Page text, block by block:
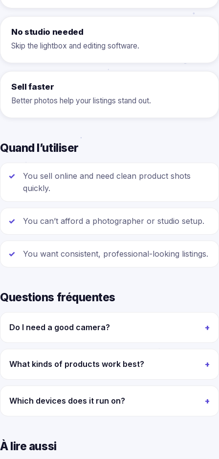
No studio needed
Skip the lightbox and editing software.
Sell faster
Better photos help your listings stand out.
Quand l’utiliser
You sell online and need clean product shots
quickly.
You can’t afford a photographer or studio setup.
You want consistent, professional-looking listings.
Questions fréquentes
Do I need a good camera?
What kinds of products work best?
Which devices does it run on?
À lire aussi